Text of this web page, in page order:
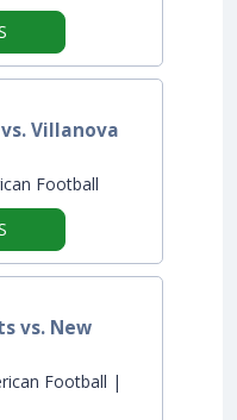
Villanova
Football
vs. New
Football |